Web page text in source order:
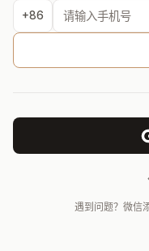
+86
遇到问题？微信